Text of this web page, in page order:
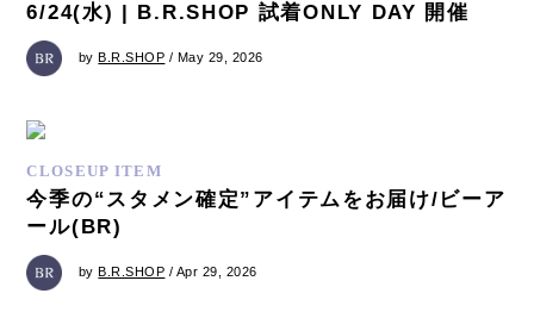
6/24(水) | B.R.SHOP 試着ONLY DAY 開催
by B.R.SHOP / May 29, 2026
CLOSEUP ITEM
今季の“スタメン確定”アイテムをお届け/ビーア
ール(BR)
byB.R.SHOP / Apr 29, 2026